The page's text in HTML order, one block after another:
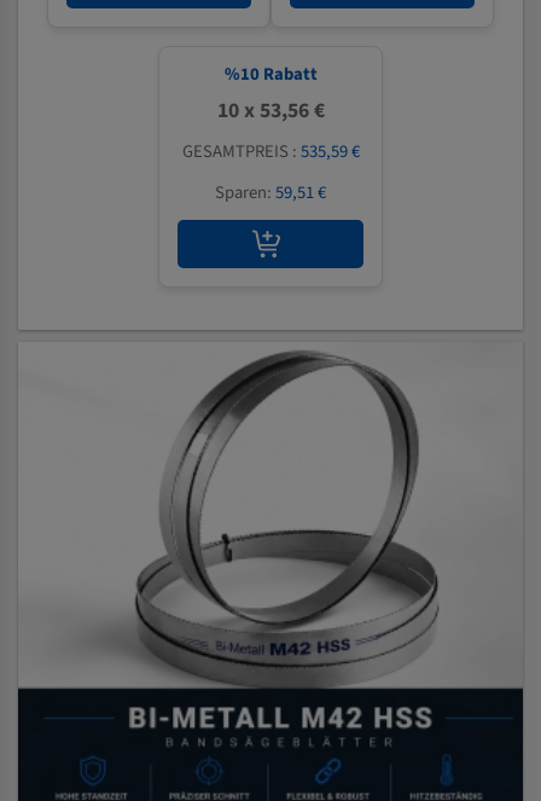
%10 Rabatt
10 x 53,56 €
GESAMTPREIS :535,59 €
Sparen:59,51 €